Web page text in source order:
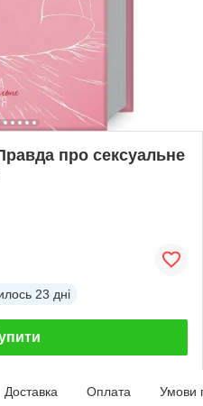
про сексуальне
23 дні
Доставка Оплата Умови